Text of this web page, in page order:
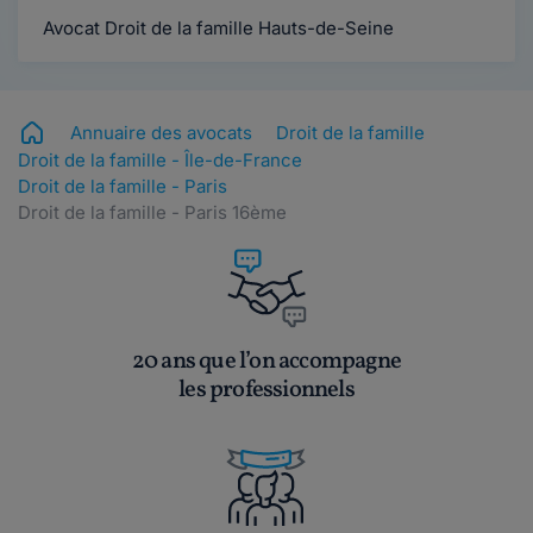
Avocat Droit de la famille Hauts-de-Seine
Annuaire des avocats
Droit de la famille
Droit de la famille - Île-de-France
Droit de la famille - Paris
Droit de la famille - Paris 16ème
20 ans que l’on accompagne
les professionnels